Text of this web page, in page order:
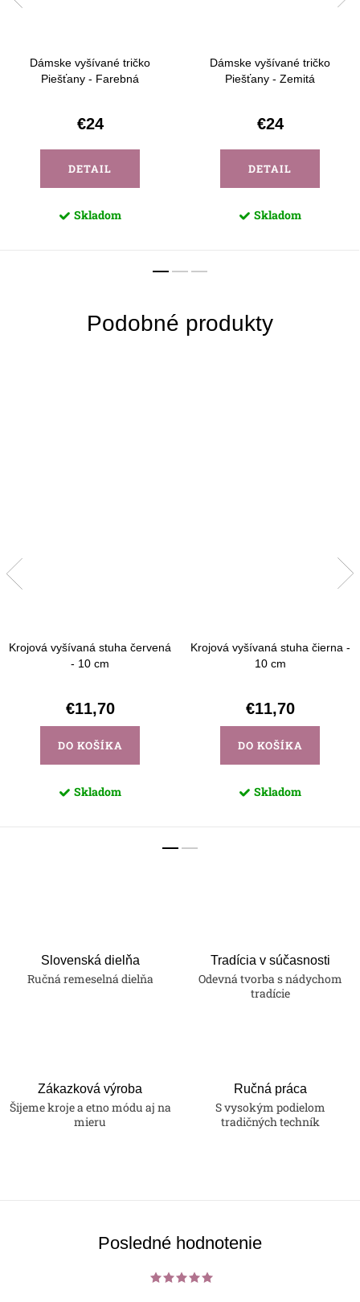
Dámske vyšívané tričko
Piešťany - Farebná
€24
DETAIL
Skladom
Dámske vyšívané tričko
Piešťany - Zemitá
€24
DETAIL
Skladom
Krojová vyšívaná stuha červená
- 10 cm
€11,70
DO KOŠÍKA
Skladom
Krojová vyšívaná stuha čierna -
10 cm
€11,70
DO KOŠÍKA
Skladom
Slovenská dielňa
Ručná remeselná dielňa
Tradícia v súčasnosti
Odevná tvorba s nádychom
tradície
Zákazková výroba
Šijeme kroje a etno módu aj na
mieru
Ručná práca
S vysokým podielom
tradičných techník
Posledné hodnotenie